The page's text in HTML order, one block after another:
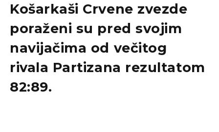
Košarkaši Crvene zvezde
poraženi su pred svojim
navijačima od večitog
rivala Partizana rezultatom
82:89.